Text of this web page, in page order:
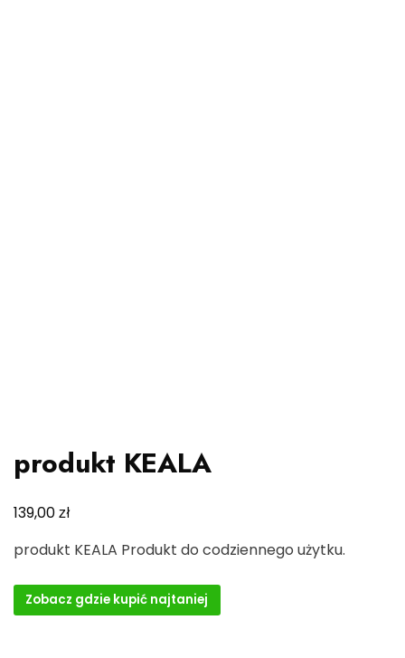
produkt KEALA
139,00zł
produkt KEALA Produkt do codziennego użytku.
Zobacz gdzie kupić najtaniej